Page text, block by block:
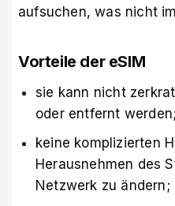
aufsuchen, was nicht
Vorteile der eSIM
sie kann nicht
oder entfernt werden;
keine komplizierten
Herausnehmen des
Netzwerk zu ändern;